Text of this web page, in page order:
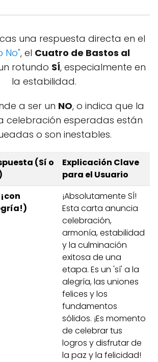
una respuesta directa en el
No", el Cuatro de Bastos al
rotundo SÍ, especialmente en
la estabilidad.
a ser un NO, o indica que la
celebración esperadas están
o son inestables.
(Sí o
Explicación Clave
para el Usuario
¡Absolutamente SÍ!
Esta carta anuncia
celebración,
armonía, estabilidad
y la culminación
exitosa de una
etapa. Es un 'sí' a la
alegría, las uniones
felices y los
fundamentos
sólidos. ¡Es momento
de celebrar tus
logros y disfrutar de
la paz y la felicidad!